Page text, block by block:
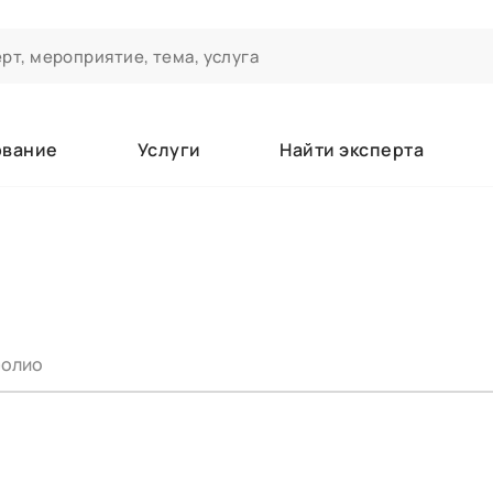
Услуги Найти эксперта
вы зачисляетесь/уже зачислены в качестве